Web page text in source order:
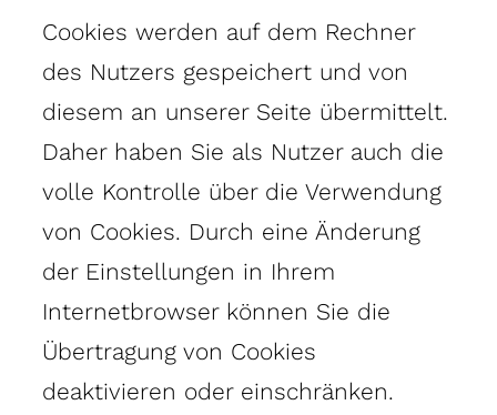
Cookies werden auf dem Rechner
des Nutzers gespeichert und von
diesem an unserer Seite übermittelt.
Daher haben Sie als Nutzer auch die
volle Kontrolle über die Verwendung
von Cookies. Durch eine Änderung
der Einstellungen in Ihrem
Internetbrowser können Sie die
Übertragung von Cookies
deaktivieren oder einschränken.